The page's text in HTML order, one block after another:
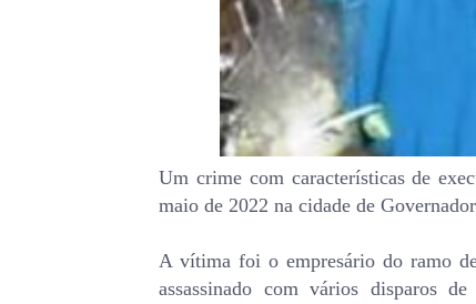
Um crime com características de
maio de 2022 na cidade de
A vítima foi o empresário do ramo
assassinado com vários disparos